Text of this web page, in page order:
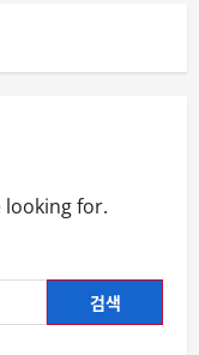
looking for.